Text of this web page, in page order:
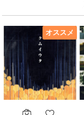
オススメ